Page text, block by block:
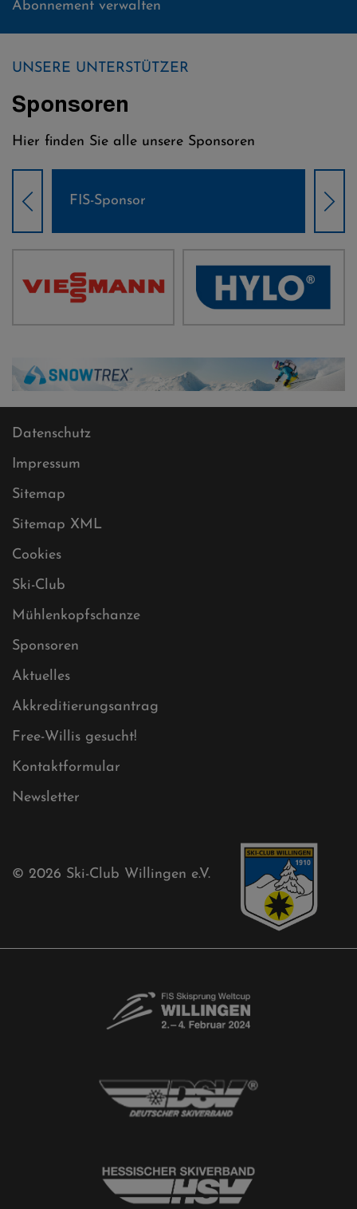
Abonnement verwalten
UNSERE UNTERSTÜTZER
Sponsoren
Hier finden Sie alle unsere Sponsoren
Weltcup-Sponsoren Damen
Datenschutz
Impressum
Sitemap
Sitemap XML
Cookies
Ski-Club
Mühlenkopfschanze
Sponsoren
Aktuelles
Akkreditierungsantrag
Free-Willis gesucht!
Kontaktformular